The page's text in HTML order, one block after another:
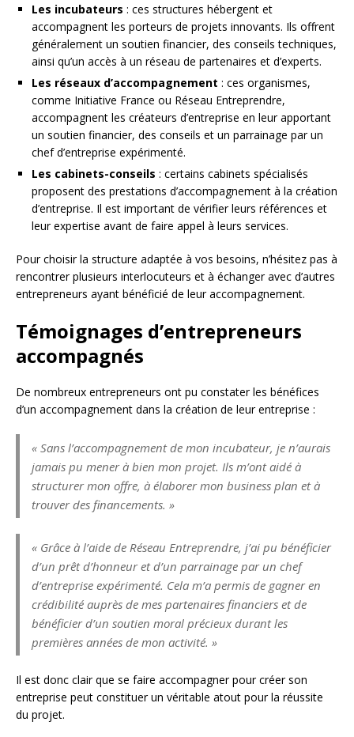
Les incubateurs : ces structures hébergent et
accompagnent les porteurs de projets innovants. Ils offrent
généralement un soutien financier, des conseils techniques,
ainsi qu’un accès à un réseau de partenaires et d’experts.
Les réseaux d’accompagnement : ces organismes,
comme Initiative France ou Réseau Entreprendre,
accompagnent les créateurs d’entreprise en leur apportant
un soutien financier, des conseils et un parrainage par un
chef d’entreprise expérimenté.
Les cabinets-conseils : certains cabinets spécialisés
proposent des prestations d’accompagnement à la création
d’entreprise. Il est important de vérifier leurs références et
leur expertise avant de faire appel à leurs services.
Pour choisir la structure adaptée à vos besoins, n’hésitez pas à
rencontrer plusieurs interlocuteurs et à échanger avec d’autres
entrepreneurs ayant bénéficié de leur accompagnement.
Témoignages d’entrepreneurs
accompagnés
De nombreux entrepreneurs ont pu constater les bénéfices
d’un accompagnement dans la création de leur entreprise :
« Sans l’accompagnement de mon incubateur, je n’aurais
jamais pu mener à bien mon projet. Ils m’ont aidé à
structurer mon offre, à élaborer mon business plan et à
trouver des financements. »
« Grâce à l’aide de Réseau Entreprendre, j’ai pu bénéficier
d’un prêt d’honneur et d’un parrainage par un chef
d’entreprise expérimenté. Cela m’a permis de gagner en
crédibilité auprès de mes partenaires financiers et de
bénéficier d’un soutien moral précieux durant les
premières années de mon activité. »
Il est donc clair que se faire accompagner pour créer son
entreprise peut constituer un véritable atout pour la réussite
du projet.